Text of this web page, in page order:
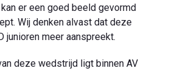
er een goed beeld gevormd
Wij denken alvast dat deze
junioren meer aanspreekt.
deze wedstrijd ligt binnen AV